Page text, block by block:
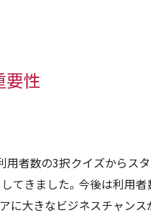
要性
用者数の3択クイズからスタ
てきました。今後は利
に大きなビジネスチャン